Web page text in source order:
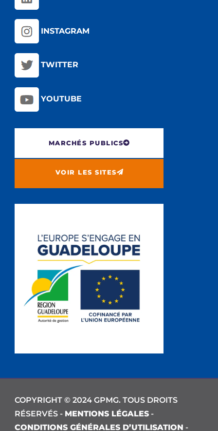
INSTAGRAM
TWITTER
YOUTUBE
MARCHÉS PUBLICS
VOIR LES SITES
COPYRIGHT © 2024 GPMG. TOUS DROITS
RÉSERVÉS - MENTIONS LÉGALES -
CONDITIONS GÉNÉRALES D’UTILISATION -